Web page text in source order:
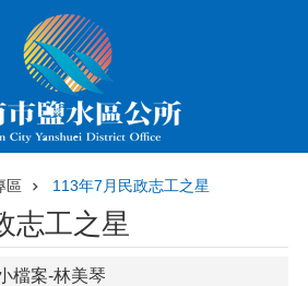
區 113年7月民政志工之星
志工之星
檔案-林美琴